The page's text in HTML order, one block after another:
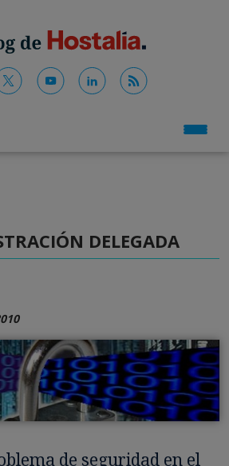
DELEGADA
de seguridad en el